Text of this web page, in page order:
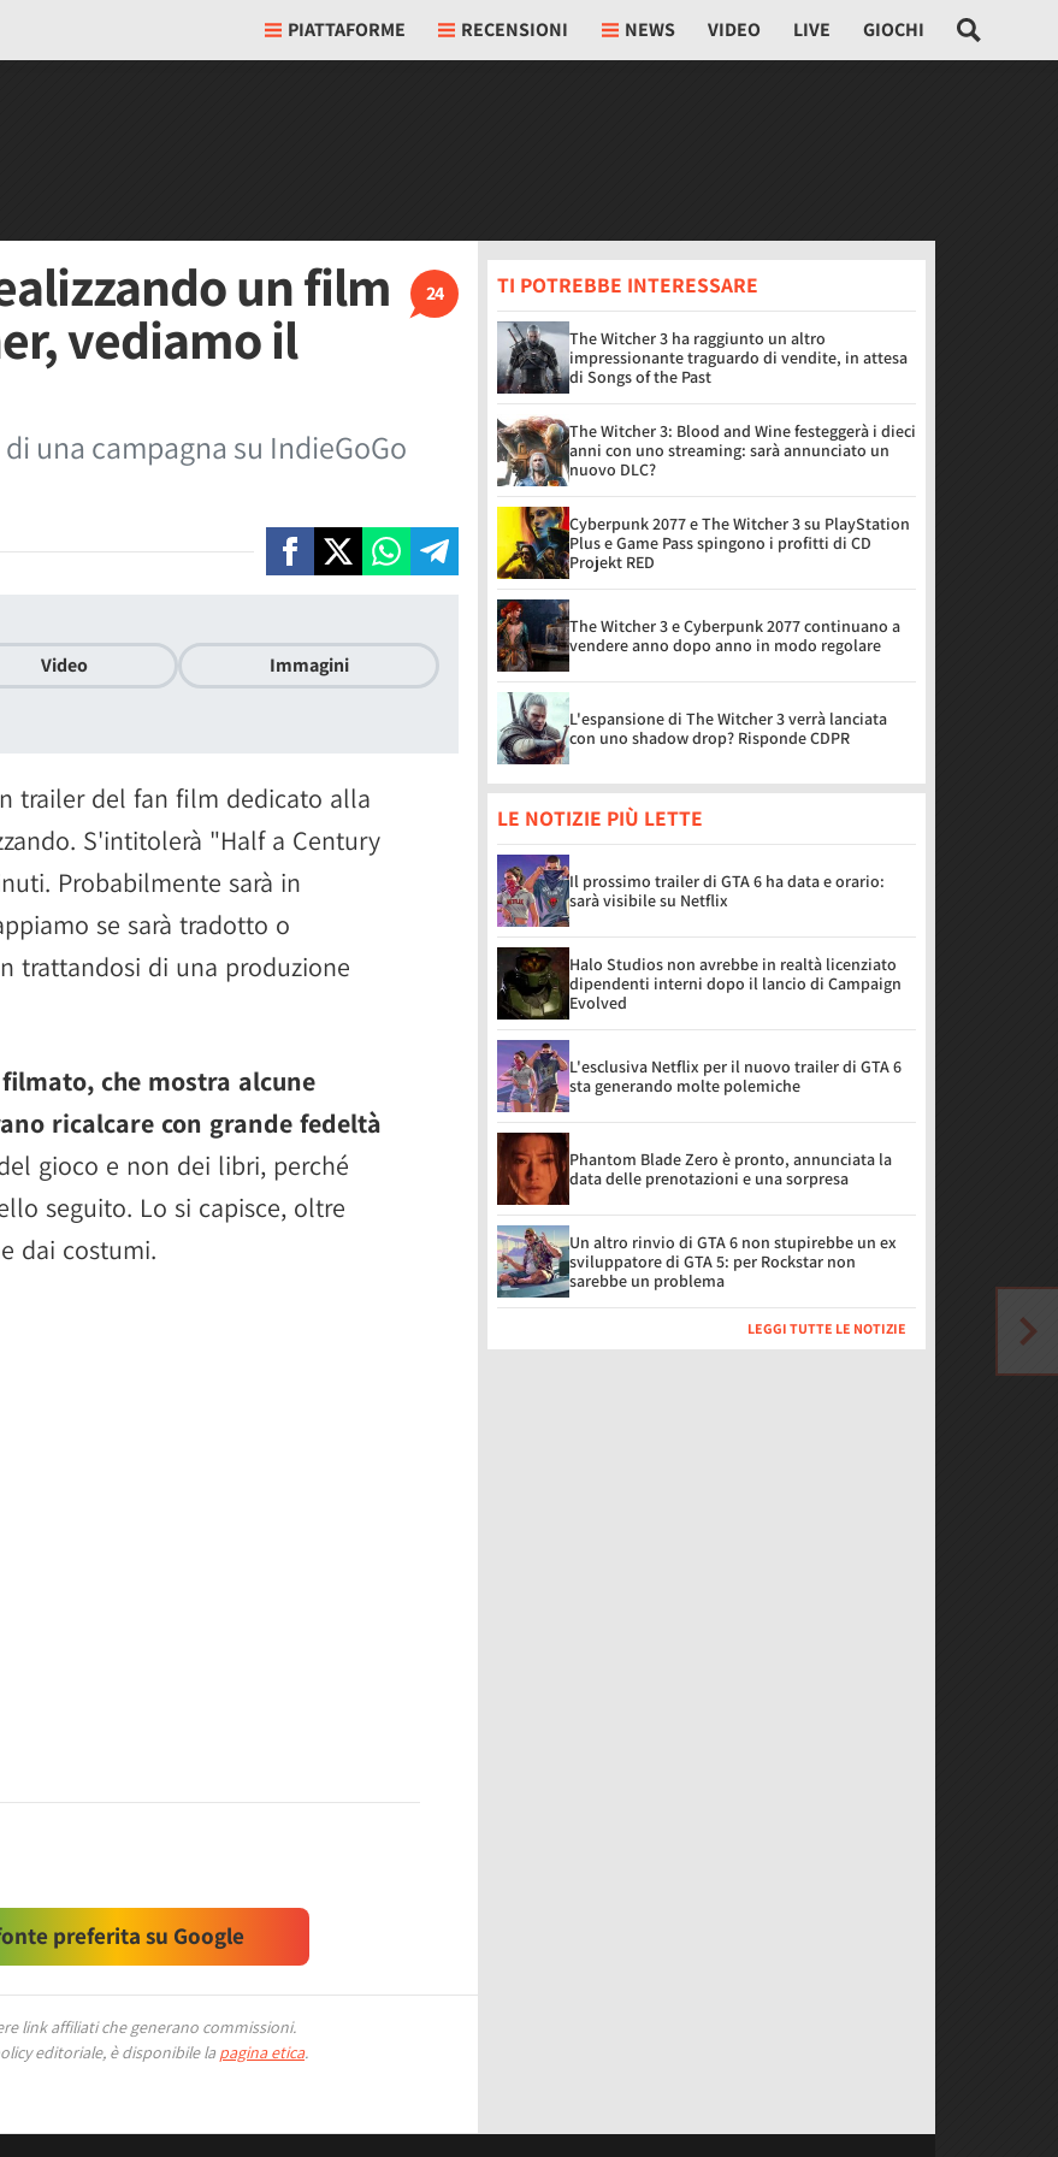
PIATTAFORME RECENSIONI NEWS VIDEO LIVE GIOCHI
24
un film
vediamo il
una campagna su IndieGoGo
Video Immagini
trailer del fan film dedicato alla
S'intitolerà "Half a Century
Probabilmente sarà in
se sarà tradotto o
trattandosi di una produzione
che mostra alcune
ricalcare con grande fedeltà
gioco e non dei libri, perché
seguito. Lo si capisce, oltre
dai costumi.
preferita su Google
link affiliati che generano commissioni.
editoriale, è disponibile la pagina etica.
TI POTREBBE INTERESSARE
The Witcher 3 ha raggiunto un altro
impressionante traguardo di vendite, in attesa
di Songs of the Past
The Witcher 3: Blood and Wine festeggerà i dieci
anni con uno streaming: sarà annunciato un
nuovo DLC?
Cyberpunk 2077 e The Witcher 3 su PlayStation
Plus e Game Pass spingono i profitti di CD
Projekt RED
The Witcher 3 e Cyberpunk 2077 continuano a
vendere anno dopo anno in modo regolare
L'espansione di The Witcher 3 verrà lanciata
con uno shadow drop? Risponde CDPR
LE NOTIZIE PIÙ LETTE
Il prossimo trailer di GTA 6 ha data e orario:
sarà visibile su Netflix
Halo Studios non avrebbe in realtà licenziato
dipendenti interni dopo il lancio di Campaign
Evolved
L'esclusiva Netflix per il nuovo trailer di GTA 6
sta generando molte polemiche
Phantom Blade Zero è pronto, annunciata la
data delle prenotazioni e una sorpresa
Un altro rinvio di GTA 6 non stupirebbe un ex
sviluppatore di GTA 5: per Rockstar non
sarebbe un problema
LEGGI TUTTE LE NOTIZIE